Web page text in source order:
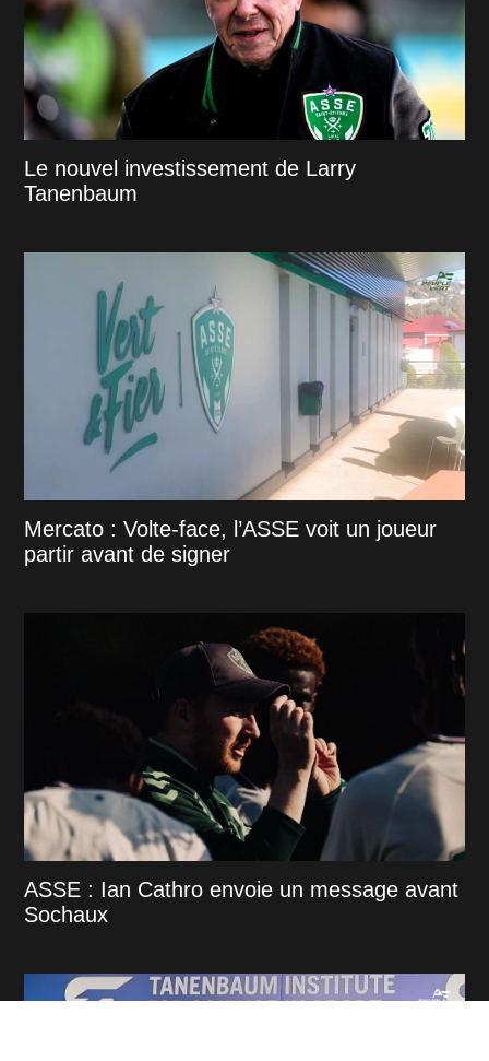
Le nouvel investissement de Larry
Tanenbaum
Mercato : Volte-face, l’ASSE voit un joueur
partir avant de signer
ASSE : Ian Cathro envoie un message avant
Sochaux